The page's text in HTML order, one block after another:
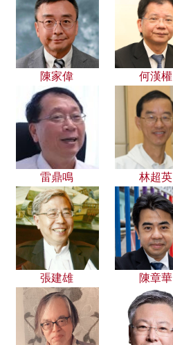
陳家偉 何漢權
雷鼎鳴 林超英
張建雄 陳章華